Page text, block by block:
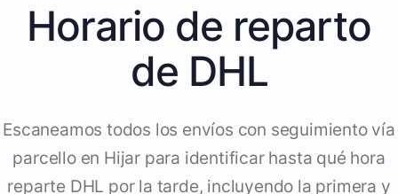
Horario de reparto
de DHL
Escaneamos todos los envíos con seguimiento vía
parcello en Hijar para identificar hasta qué hora
reparte DHL por la tarde, incluyendo la primera y